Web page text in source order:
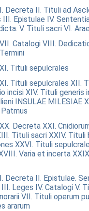
I. Decreta II. Tituli ad
III. Epistulae IV.
V. Tituli sacri VI. Arae
VII. Catalogi VIII.
XI. Tituli sepulcrales
XI. Tituli sepulcrales XII.
incisi XIV. Tituli generis
INSULAE MILESIAE
XX. Decreta XXI.
Tituli sacri XXIV. Tituli
XXVI. Tituli
Varia et incerta
I. Decreta II. Epistulae.
III. Leges IV. Catalogi V.
VII. Tituli operum
ararum